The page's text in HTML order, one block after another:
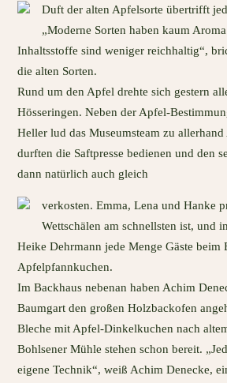
Duft der alten Apfelsorte übertrifft
„Moderne Sorten haben kaum
Inhaltsstoffe sind weniger reichhaltig“,
die alten Sorten.
Rund um den Apfel drehte sich gestern
Hösseringen. Neben der Apfel-
Heller lud das Museumsteam zu
durften die Saftpresse bedienen und den
dann natürlich auch gleich
verkosten. Emma, Lena und Hanke
Wettschälen am schnellsten ist, und
Heike Dehrmann jede Menge Gäste beim
Apfelpfannkuchen.
Im Backhaus nebenan haben Achim
Baumgart den großen Holzbackofen
Bleche mit Apfel-Dinkelkuchen nach
Bohlsener Mühle stehen schon bereit.
eigene Technik“, weiß Achim Denecke,